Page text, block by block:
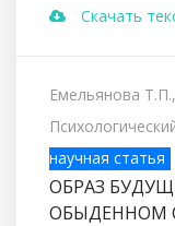
Скачать
Емельянова
научная статья
ОБРАЗ
ОБЫДЕННОМ